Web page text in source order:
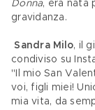
Donna, era nata
gravidanza.
Sandra Milo, il
condiviso su
"Il mio San
voi, figli miei!
mia vita, da